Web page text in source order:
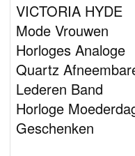
VICTORIA HYDE
Mode Vrouwen
Horloges Analoge
Quartz
Lederen Band
Horloge
Geschenken